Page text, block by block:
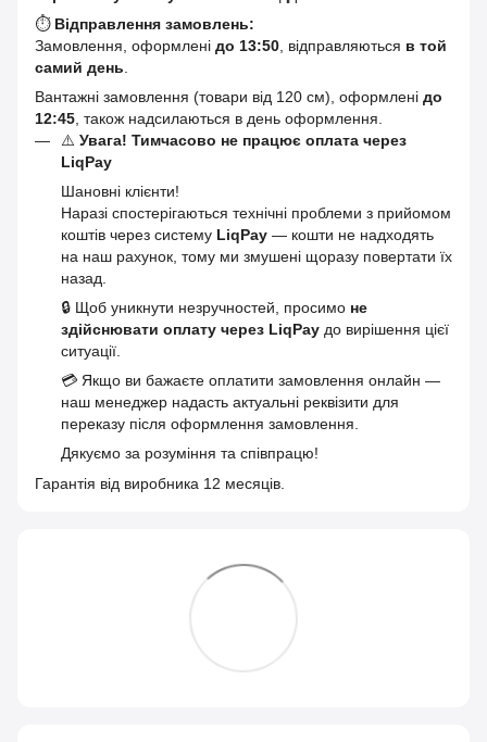
⏱ Відправлення замовлень:
Замовлення, оформлені до 13:50 , відправляються в той
самий день
Вантажні замовлення (товари від 120 см), оформлені до
12:45 , також надсилаються в день оформлення.
⚠️ Увага! Тимчасово не працює оплата через
LiqPay
Шановні клієнти!
Наразі спостерігаються технічні проблеми з прийомом
коштів через систему LiqPay — кошти не надходять
на наш рахунок, тому ми змушені щоразу повертати їх
назад.
🔒 Щоб уникнути незручностей, просимо не
здійснювати оплату через LiqPay до вирішення цієї
ситуації.
💳 Якщо ви бажаєте оплатити замовлення онлайн —
наш менеджер надасть актуальні реквізити для
переказу після оформлення замовлення.
Дякуємо за розуміння та співпрацю!
Гарантія від виробника 12 месяців.